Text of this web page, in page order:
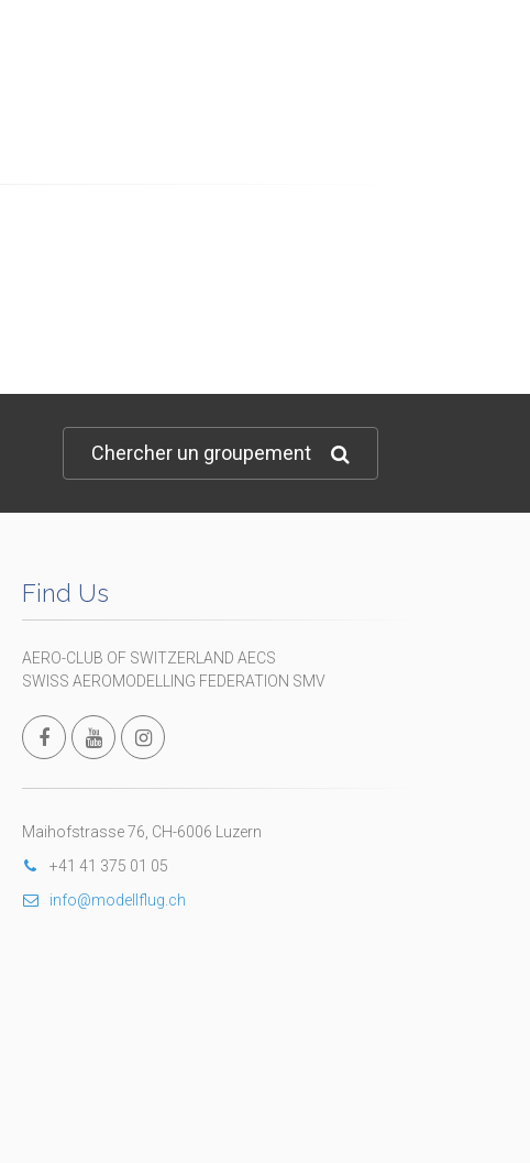
Chercher un groupement
Find Us
AERO-CLUB OF SWITZERLAND AECS
SWISS AEROMODELLING FEDERATION SMV
Maihofstrasse 76, CH-6006 Luzern
+41 41 375 01 05
info@modellflug.ch